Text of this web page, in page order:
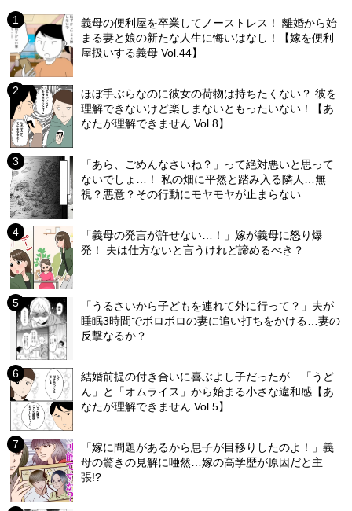
義母の便利屋を卒業してノーストレス！ 離婚から始
まる妻と娘の新たな人生に悔いはなし！【嫁を便利
屋扱いする義母 Vol.44】
ほぼ手ぶらなのに彼女の荷物は持ちたくない？ 彼を
理解できないけど楽しまないともったいない！【あ
なたが理解できません Vol.8】
「あら、ごめんなさいね？」って絶対悪いと思って
ないでしょ…！ 私の畑に平然と踏み入る隣人…無
視？悪意？その行動にモヤモヤが止まらない
「義母の発言が許せない…！」嫁が義母に怒り爆
発！ 夫は仕方ないと言うけれど諦めるべき？
「うるさいから子どもを連れて外に行って？」夫が
睡眠3時間でボロボロの妻に追い打ちをかける…妻の
反撃なるか？
結婚前提の付き合いに喜ぶよし子だったが…「うど
ん」と「オムライス」から始まる小さな違和感【あ
なたが理解できません Vol.5】
「嫁に問題があるから息子が目移りしたのよ！」義
母の驚きの見解に唖然…嫁の高学歴が原因だと主
張!?